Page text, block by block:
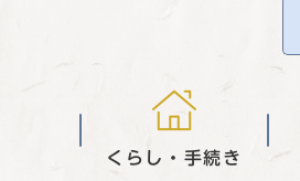
くらし・手続き